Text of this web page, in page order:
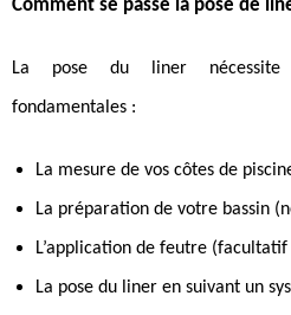
Comment se passe la pose de
La pose du liner nécessite
fondamentales :
La mesure de vos côtes de
La préparation de votre bassin
L’application de feutre
La pose du liner en suivant un